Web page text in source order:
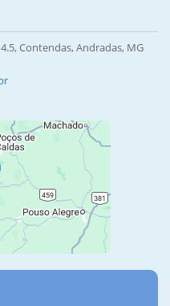
Contendas, Andradas, MG